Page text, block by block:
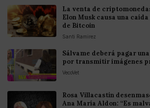
La venta de
Elon Musk causa una
de Bitcoin
Santi Ramirez
Sálvame deberá pagar
por transmitir imágenes
VecoVet
Rosa Villacastín
Ana María Aldon: “Es